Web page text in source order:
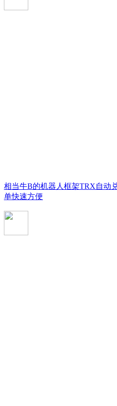
相当牛B的机器人框架TRX自动
单快速方便